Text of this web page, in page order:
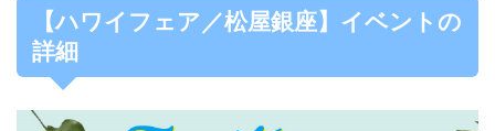
【ハワイフェア／松屋銀座】イベントの
詳細